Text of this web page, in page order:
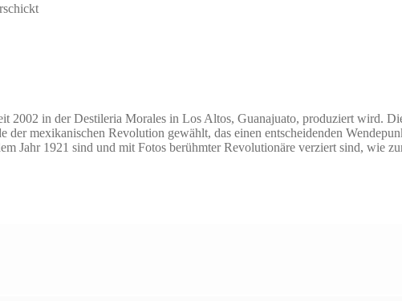
2002 in der Destileria Morales in Los Altos, Guanajuato, produziert wird.
mexikanischen Revolution gewählt, das einen entscheidenden
Jahr 1921 sind und mit Fotos berühmter Revolutionäre verziert sind, wie